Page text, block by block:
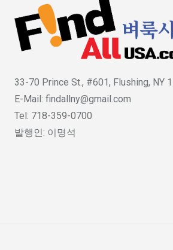
33-70 Prince St., #601, Flushing, NY
E-Mail: findallny@gmail.com
Tel: 718-359-0700
발행인: 이명석